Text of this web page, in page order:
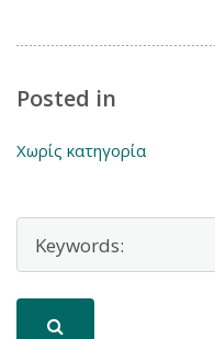
Posted in
Χωρίς κατηγορία